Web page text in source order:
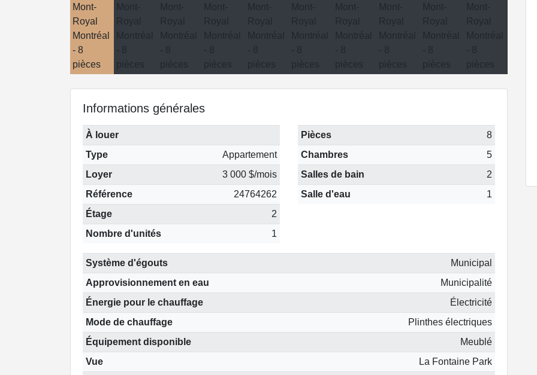
Informations générales
À louer
Type
Appartement
Loyer
3 000 $/mois
Référence
24764262
Étage
2
Nombre d'unités
1
Pièces
8
Chambres
5
Salles de bain
2
Salle d'eau
1
Système d'égouts
Municipal
Approvisionnement en eau
Municipalité
Énergie pour le chauffage
Électricité
Mode de chauffage
Plinthes électriques
Équipement disponible
Meublé
Vue
La Fontaine Park